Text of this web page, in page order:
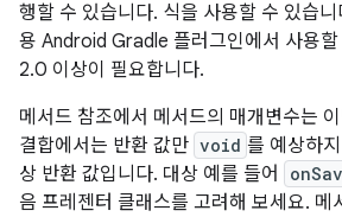
행할 수 있습니다. 식을 사용할 수 있습
용 Android Gradle 플러그인에서 사용
2.0 이상이 필요합니다.
메서드 참조에서 메서드의 매개변수는
결합에서는 반환 값만 void 를 예상하
상 반환 값입니다. 대상 예를 들어
음 프레젠터 클래스를 고려해 보세요. 메